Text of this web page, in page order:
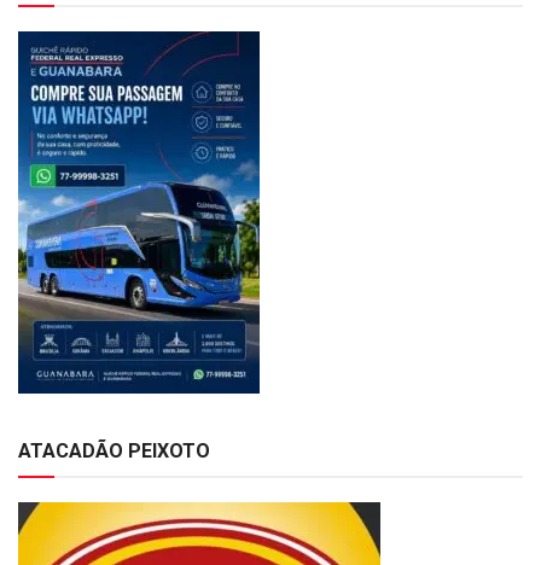
ATACADÃO PEIXOTO